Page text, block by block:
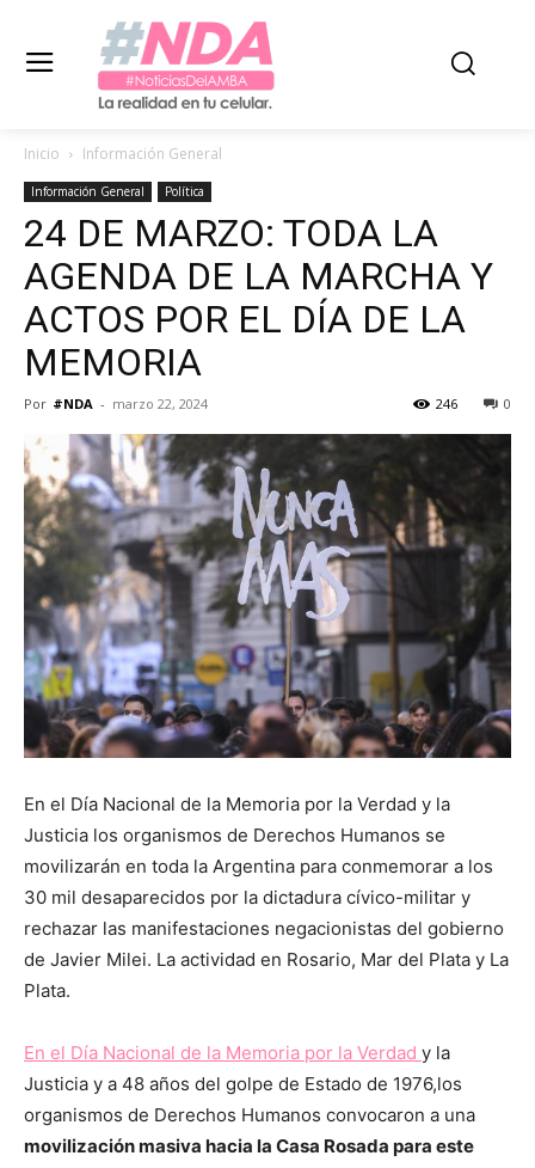
Inicio Información General
Información General Política
24 DE MARZO: TODA LA
AGENDA DE LA MARCHA Y
ACTOS POR EL DÍA DE LA
MEMORIA
Por #NDA - marzo 22, 2024 0
246
En el Día Nacional de la Memoria por la Verdad y la
Justicia los organismos de Derechos Humanos se
movilizarán en toda la Argentina para conmemorar a los
30 mil desaparecidos por la dictadura cívico-militar y
rechazar las manifestaciones negacionistas del gobierno
de Javier Milei. La actividad en Rosario, Mar del Plata y La
Plata.
En el Día Nacional de la Memoria por la Verdad y la
Justicia y a 48 años del golpe de Estado de 1976,los
organismos de Derechos Humanos convocaron a una
movilización masiva hacia la Casa Rosada para este